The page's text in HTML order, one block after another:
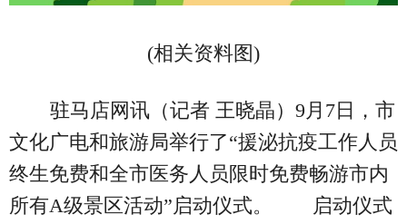
(相关资料图)
驻马店网讯（记者 王晓晶）9月7日，市
文化广电和旅游局举行了“援泌抗疫工作人员
终生免费和全市医务人员限时免费畅游市内
所有A级景区活动”启动仪式。 启动仪式